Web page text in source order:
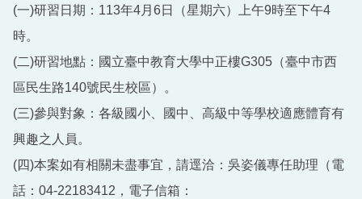
(一)研習日期：113年4月6日（星期六）上午9時至下午4
時。
(二)研習地點：國立臺中教育大學中正樓G305（臺中市西
區民生路140號民生校區）。
(三)參與對象：各級國小、國中、高級中等學校適應體育有
興趣之人員。
(四)本案如有相關未盡事宜，請逕洽：吳姿儀專任助理（電
話：04-22183412，電子信箱：